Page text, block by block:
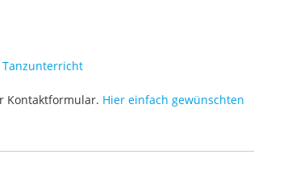
Tanzunterricht
Kontaktformular. Hier einfach gewünschten